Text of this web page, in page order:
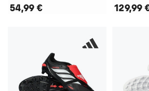
54,99 € 129,99